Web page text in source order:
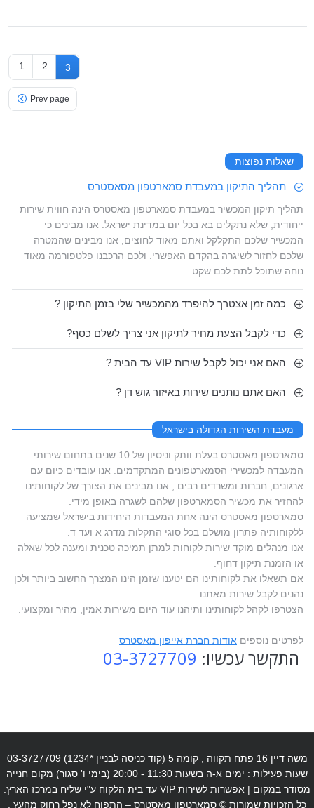
1 2 3
Prev page
שאלות נפוצות
תהליך התיקון במעבדת סמארטפון מסאסטרס
תהליך תיקון המכשיר במעבדת סמארטפון מאסטרס הינה חווית שירות
ייחודית, שלא נתקלים בא בכל יום במדינת ישראל. אנו מבינים כי
המכשיר שלכם התקלקל ואתם מאוד לחוצים, אנו מבינים שהמטרה
שלכם לחזור לשיגרה בהקדם האפשרי. ולכם הרכבנו פלטפורמה מאוד
נוחה שתוכל לתת לכם שקט.
כמה זמן אצטרך להיפרד מהמכשיר שלי בזמן התיקון ?
כדי לקבל הצעת מחיר לתיקון אני צריך לשלם כסף?
האם אני יכול לקבל שירות VIP עד הבית ?
האם אתם נותנים שירות באיזור גוש דן ?
מעבדת השירות הגדולה בישראל
סמארטפון מאסטרס בעלת וותק וניסיון של 10 שנים בתחום שירותי
המעבדה למכשירי הסמארטפונים המתקדמים. אנו עובדים כיום עם
ארגונים, חברות ומשרדים רבים , אנו מבינים את הצורך של לקוחותינו
להחזיר את מכשיר הסמארטפון שלהם לשגרה באופן מידי.
סמארטפון מאסטרס הינה אחת המעבדות היחידות בישראל שמציעה
ללקוחותיה פתרון מושלם בכל סוגי התקלות מדרג א ועד ד.
אנו מנהלים מוקד שירות לקוחות למתן תמיכה טכנית ומענה לכל שאלה
או הזמנת תיקון דחוף.
אם תשאלו את לקוחותינו הם יטענו שזמן הינו המצרך החשוב ביותר ולכן
נהנים לקבל שירות מאתנו.
הצטרפו לקהל לקוחותינו ותיהנו עוד היום משירות אמין, מהיר ומקצועי.
לפרטים נוספים אודות חברת אייפון מאסטרס
התקשר עכשיו: 03-3727709
משה דיין 16 פתח תקווה , קומה 5 (קוד כניסה לבניין *1234) 03-3727709
שעות פעילות : ימים א-ה בשעות 11:30 - 20:00 (בימי ו' סגור) מקום חנייה
מסודר במקום | אפשרות לשירות VIP עד בית הלקוח ע"י שליח במרכז הארץ.
כל הזכויות שמורות © סמארטפון מאסטרס – התפוח לא נפל רחוק מהעץ .